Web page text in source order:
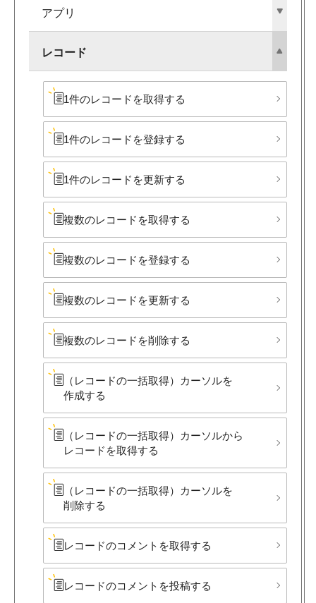
アプリ
レコード
1件の​レコードを​取得する
1件の​レコードを​登録する
1件の​レコードを​更新する
複数の​レコードを​取得する
複数の​レコードを​登録する
複数の​レコードを​更新する
複数の​レコードを​削除する
（レコードの​一括取得）​カーソルを​
作成する
（レコードの​一括取得）​カーソルから​
レコードを​取得する
（レコードの​一括取得）​カーソルを​
削除する
レコードの​コメントを​取得する
レコードの​コメントを​投稿する